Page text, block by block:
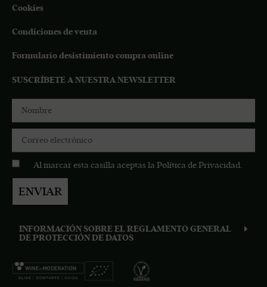
Cookies
Condiciones de venta
Formulario desistimiento compra online
SUSCRÍBETE A NUESTRA NEWSLETTER
Al marcar esta casilla aceptas la Política de Privacidad.
ENVIAR
INFORMACIÓN SOBRE EL REGLAMENTO GENERAL
DE PROTECCIÓN DE DATOS